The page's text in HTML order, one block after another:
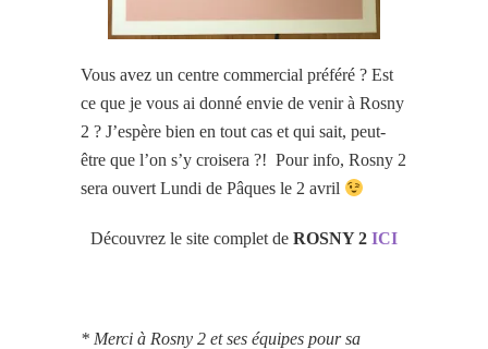
Vous avez un centre commercial préféré ? Est
ce que je vous ai donné envie de venir à Rosny
2 ? J’espère bien en tout cas et qui sait, peut-
être que l’on s’y croisera ?! Pour info, Rosny 2
sera ouvert Lundi de Pâques le 2 avril
Découvrez le site complet de ROSNY 2 ICI
* Merci à Rosny 2 et ses équipes pour sa